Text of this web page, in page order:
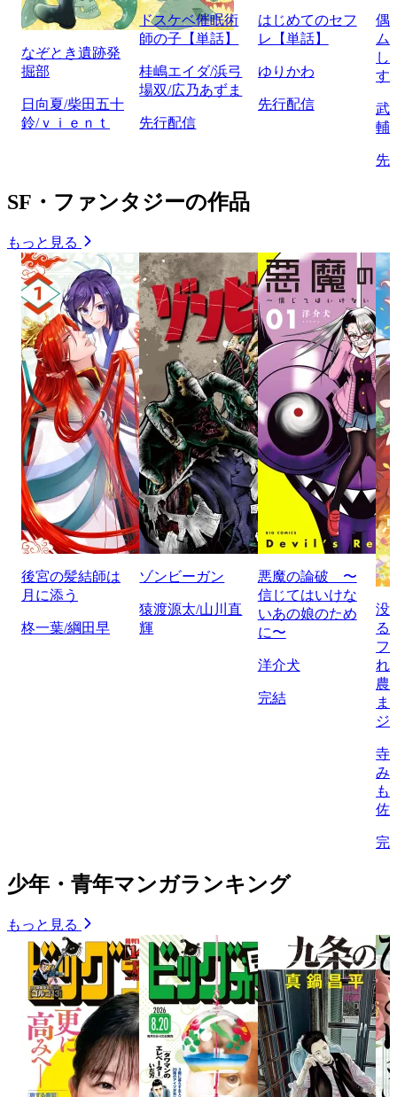
なぞとき遺跡発
掘部
日向夏/柴田五十
鈴/ｖｉｅｎｔ
ドスケベ催眠術
師の子【単話】
桂嶋エイダ/浜弓
場双/広乃あずま
先行配信
はじめてのセフ
レ【単話】
ゆりかわ
先行配信
偶
ム
し
す
武
輔
先
SF・ファンタジーの作品
もっと見る
後宮の髪結師は
月に添う
柊一葉/綱田早
ゾンビーガン
猿渡源太/山川直
輝
悪魔の論破 〜
信じてはいけな
いあの娘のため
に〜
洋介犬
完結
没
る
フ
れ
農
ま
ジ
寺
み
も
佐
完
少年・青年マンガランキング
もっと見る